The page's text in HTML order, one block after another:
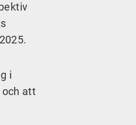
i
och att